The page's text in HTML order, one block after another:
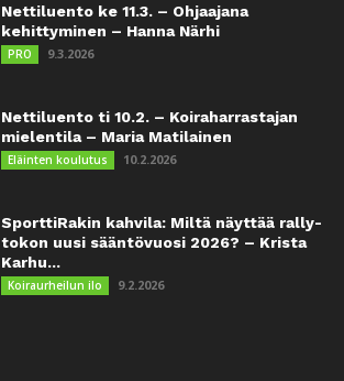
Nettiluento ke 11.3. – Ohjaajana
kehittyminen – Hanna Närhi
PRO 9.3.2026
Nettiluento ti 10.2. – Koiraharrastajan
mielentila – Maria Matilainen
Eläinten koulutus 10.2.2026
SporttiRakin kahvila: Miltä näyttää rally-
tokon uusi sääntövuosi 2026? – Krista
Karhu...
Koiraurheilun ilo 9.2.2026